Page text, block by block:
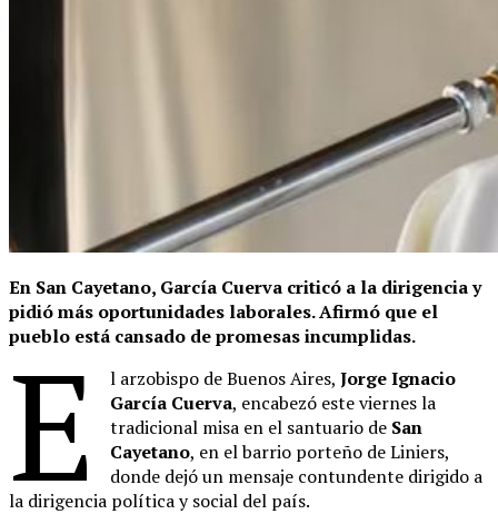
En San Cayetano, García Cuerva criticó a la dirigencia y
pidió más oportunidades laborales. Afirmó que el
pueblo está cansado de promesas incumplidas.
E l arzobispo de Buenos Aires,Jorge Ignacio
García Cuerva, encabezó este viernes la
tradicional misa en el santuario de San
Cayetano, en el barrio porteño de Liniers,
donde dejó un mensaje contundente dirigido a
la dirigencia política y social del país.